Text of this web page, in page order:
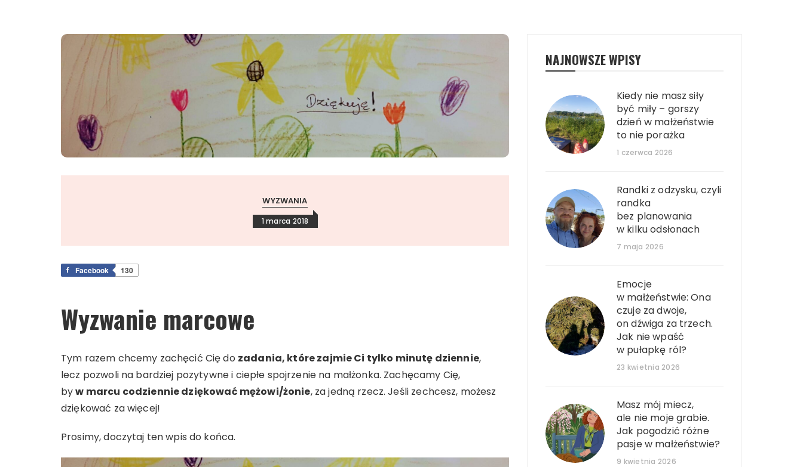
WYZWANIA
1 marca 2018
Facebook 130
Wyzwanie marcowe
Tym razem chcemy zachęcić Cię do zadania, które zajmie Ci tylko minutę dziennie,
lecz pozwoli na bardziej pozytywne i ciepłe spojrzenie na małżonka. Zachęcamy Cię,
byw marcu codziennie dziękować mężowi/żonie, za jedną rzecz. Jeśli zechcesz, możesz
dziękować za więcej!
Prosimy, doczytaj ten wpis do końca.
NAJNOWSZE WPISY
Kiedy nie masz siły
być miły – gorszy
dzień w małżeństwie
to nie porażka
1 czerwca 2026
Randki z odzysku, czyli
randka
bez planowania
w kilku odsłonach
7 maja 2026
Emocje
w małżeństwie: Ona
czuje za dwoje,
on dźwiga za trzech.
Jak nie wpaść
w pułapkę ról?
23 kwietnia 2026
Masz mój miecz,
ale nie moje grabie.
Jak pogodzić różne
pasje w małżeństwie?
9 kwietnia 2026